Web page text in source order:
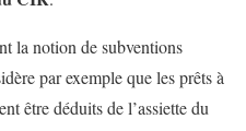
la notion de subventions
par exemple que les prêts à
être déduits de l’assiette du